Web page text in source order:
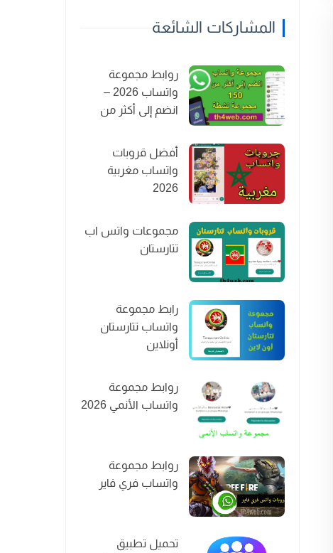
المشاركات الشائعة
روابط مجموعة
واتساب 2026 –
انضم إلى أكثر من
أفضل قروبات
واتساب مغربية
2026
مجموعات واتس اب
تتارستان
رابط مجموعة
واتساب تتارستان
أونلاين
روابط مجموعة
واتساب الأنمي 2026
روابط مجموعة
واتساب فري فاير
تحميل تطبيق